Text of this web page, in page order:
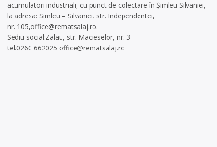
acumulatori industriali, cu punct de colectare în Șimleu Silvaniei,
la adresa: Simleu – Silvaniei, str. Independentei,
nr. 105,office@rematsalaj.ro.
Sediu social:Zalau, str. Macieselor, nr. 3
tel.0260 662025 office@rematsalaj.ro